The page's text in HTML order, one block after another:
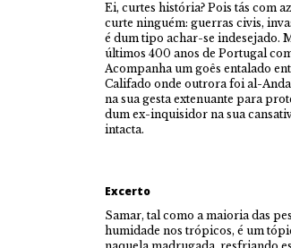
Ei, curtes história? Pois tás com
curte ninguém: guerras civis,
é dum tipo achar-se indesejado.
últimos 400 anos de Portugal
Acompanha um goês entalado
Califado onde outrora foi al-
na sua gesta extenuante para
dum ex-inquisidor na sua
intacta.
Excerto
Samar, tal como a maioria das
humidade nos trópicos, é um